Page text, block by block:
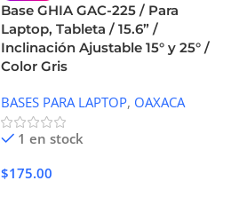
Base GHIA GAC-225 / Para
Laptop, Tableta / 15.6” /
Inclinación Ajustable 15° y 25° /
Color Gris
BASES PARA LAPTOP, OAXACA
1 en stock
$175.00